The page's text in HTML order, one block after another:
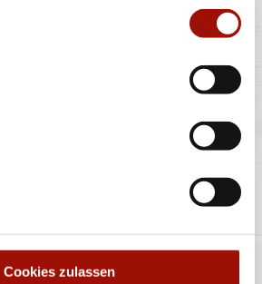
Cookies zulassen
inkl. gesetzl. MwSt. Alle Angaben zu
können von den tatsächlich gelieferten
liefern innerhalb von ca. 30 Minuten.
Spuren von Allergenen seitens unsere
www.pizzamax.de/produktinformationen
Konservierungsmittel 3 - mit
eine Phenylalaninquelle (zusätzlich zur Angabe